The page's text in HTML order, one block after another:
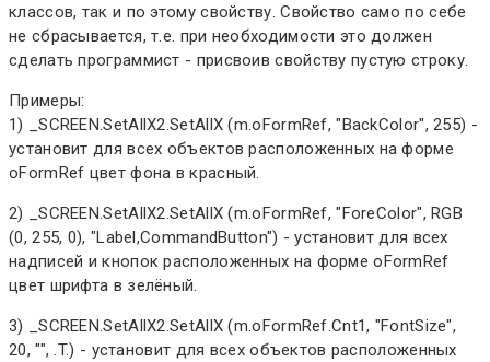
классов, так и по этому свойству. Свойство само по себе
не сбрасывается, т.е. при необходимости это должен
сделать программист - присвоив свойству пустую строку.
Примеры:
1) _SCREEN.SetAllX2.SetAllX (m.oFormRef, "BackColor", 255) -
установит для всех объектов расположенных на форме
oFormRef цвет фона в красный.
2) _SCREEN.SetAllX2.SetAllX (m.oFormRef, "ForeColor", RGB
(0, 255, 0), "Label,CommandButton") - установит для всех
надписей и кнопок расположенных на форме oFormRef
цвет шрифта в зелёный.
3) _SCREEN.SetAllX2.SetAllX (m.oFormRef.Cnt1, "FontSize",
20, "", .T.) - установит для всех объектов расположенных